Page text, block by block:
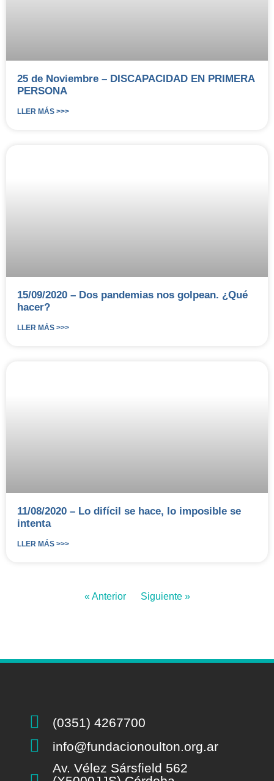
25 de Noviembre – DISCAPACIDAD EN PRIMERA
PERSONA
LLER MÁS >>>
15/09/2020 – Dos pandemias nos golpean. ¿Qué
hacer?
LLER MÁS >>>
11/08/2020 – Lo difícil se hace, lo imposible se
intenta
LLER MÁS >>>
« Anterior Siguiente »
(0351) 4267700
info@fundacionoulton.org.ar
Av. Vélez Sársfield 562